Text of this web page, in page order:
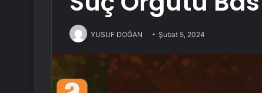
YUSUF DOĞAN Şubat 5, 2024